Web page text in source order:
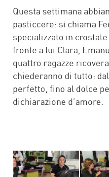
Questa settimana
pasticcere: si chiama
specializzato in
fronte a lui Clara,
quattro ragazze
chiederanno di tutto:
perfetto, fino al dolce
dichiarazione d’amore.